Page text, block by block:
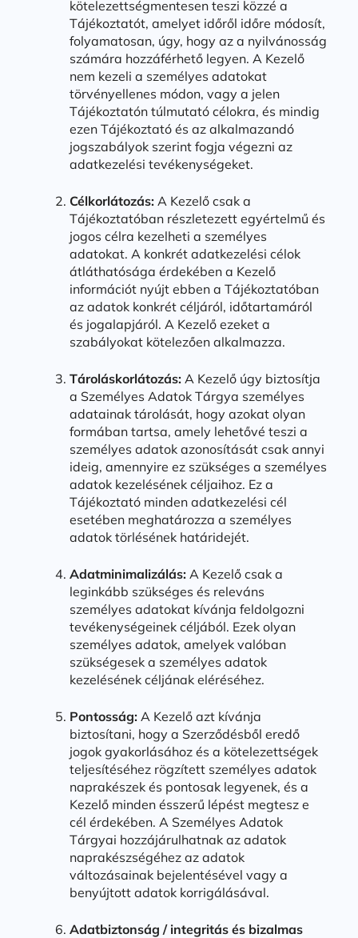
kötelezettségmentesen teszi közzé a
Tájékoztatót, amelyet időről időre módosít,
folyamatosan, úgy, hogy az a nyilvánosság
számára hozzáférhető legyen. A Kezelő
nem kezeli a személyes adatokat
törvényellenes módon, vagy a jelen
Tájékoztatón túlmutató célokra, és mindig
ezen Tájékoztató és az alkalmazandó
jogszabályok szerint fogja végezni az
adatkezelési tevékenységeket.
Célkorlátozás:A Kezelő csak a
Tájékoztatóban részletezett egyértelmű és
jogos célra kezelheti a személyes
adatokat. A konkrét adatkezelési célok
átláthatósága érdekében a Kezelő
információt nyújt ebben a Tájékoztatóban
az adatok konkrét céljáról, időtartamáról
és jogalapjáról. A Kezelő ezeket a
szabályokat kötelezően alkalmazza.
Tároláskorlátozás:A Kezelő úgy biztosítja
a Személyes Adatok Tárgya személyes
adatainak tárolását, hogy azokat olyan
formában tartsa, amely lehetővé teszi a
személyes adatok azonosítását csak annyi
ideig, amennyire ez szükséges a személyes
adatok kezelésének céljaihoz. Ez a
Tájékoztató minden adatkezelési cél
esetében meghatározza a személyes
adatok törlésének határidejét.
Adatminimalizálás:A Kezelő csak a
leginkább szükséges és releváns
személyes adatokat kívánja feldolgozni
tevékenységeinek céljából. Ezek olyan
személyes adatok, amelyek valóban
szükségesek a személyes adatok
kezelésének céljának eléréséhez.
Pontosság:A Kezelő azt kívánja
biztosítani, hogy a Szerződésből eredő
jogok gyakorlásához és a kötelezettségek
teljesítéséhez rögzített személyes adatok
naprakészek és pontosak legyenek, és a
Kezelő minden ésszerű lépést megtesz e
cél érdekében. A Személyes Adatok
Tárgyai hozzájárulhatnak az adatok
naprakészségéhez az adatok
változásainak bejelentésével vagy a
benyújtott adatok korrigálásával.
Adatbiztonság / integritás és bizalmas